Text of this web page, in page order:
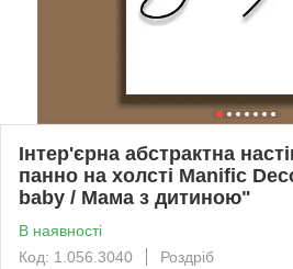
Інтер'єрна абстрактна
панно на холсті Manific
baby / Мама з дитиною"
В наявності
Код: 1.056.3040
Роздріб